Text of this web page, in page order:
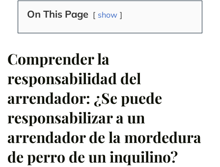
On This Page show
Comprender la
responsabilidad del
arrendador: ¿Se puede
responsabilizar a un
arrendador de la mordedura
de perro de un inquilino?